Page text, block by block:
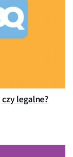
legalne?